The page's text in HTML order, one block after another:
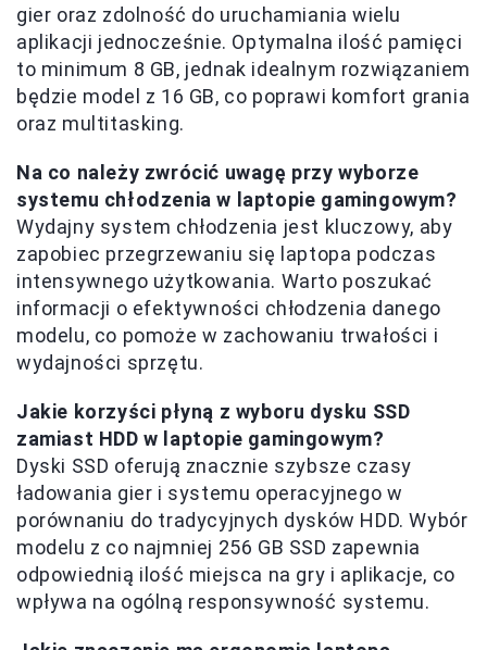
gier oraz zdolność do uruchamiania wielu
aplikacji jednocześnie. Optymalna ilość pamięci
to minimum 8 GB, jednak idealnym rozwiązaniem
będzie model z 16 GB, co poprawi komfort grania
oraz multitasking.
Na co należy zwrócić uwagę przy wyborze
systemu chłodzenia w laptopie gamingowym?
Wydajny system chłodzenia jest kluczowy, aby
zapobiec przegrzewaniu się laptopa podczas
intensywnego użytkowania. Warto poszukać
informacji o efektywności chłodzenia danego
modelu, co pomoże w zachowaniu trwałości i
wydajności sprzętu.
Jakie korzyści płyną z wyboru dysku SSD
zamiast HDD w laptopie gamingowym?
Dyski SSD oferują znacznie szybsze czasy
ładowania gier i systemu operacyjnego w
porównaniu do tradycyjnych dysków HDD. Wybór
modelu z co najmniej 256 GB SSD zapewnia
odpowiednią ilość miejsca na gry i aplikacje, co
wpływa na ogólną responsywność systemu.